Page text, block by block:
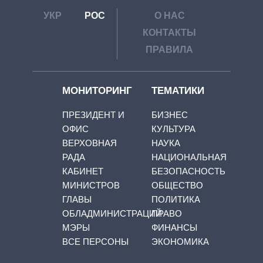
УКР РОС
О НАС
КОНТАКТЫ
ПРАВИЛА
МОНИТОРИНГ
ПРЕЗИДЕНТ И
ОФИС
ВЕРХОВНАЯ
РАДА
КАБИНЕТ
МИНИСТРОВ
ГЛАВЫ
ОБЛАДМИНИСТРАЦИЙ
МЭРЫ
ВСЕ ПЕРСОНЫ
ТЕМАТИКИ
БИЗНЕС
КУЛЬТУРА
НАУКА
НАЦИОНАЛЬНАЯ
БЕЗОПАСНОСТЬ
ОБЩЕСТВО
ПОЛИТИКА
ПРАВО
ФИНАНСЫ
ЭКОНОМИКА